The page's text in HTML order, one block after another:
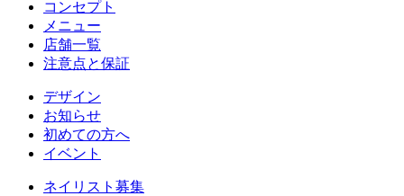
コンセプト
メニュー
店舗一覧
注意点と保証
デザイン
お知らせ
初めての方へ
イベント
ネイリスト募集